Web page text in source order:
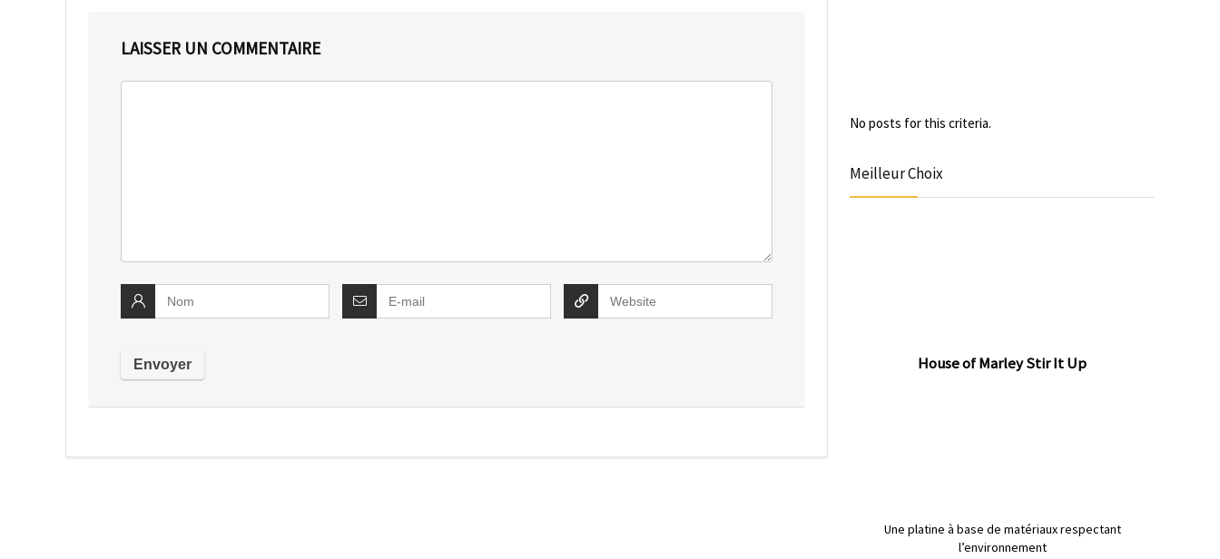
LAISSER UN COMMENTAIRE
No posts for this criteria.
Meilleur Choix
House of Marley Stir It Up
Une platine à base de matériaux respectant
l’environnement